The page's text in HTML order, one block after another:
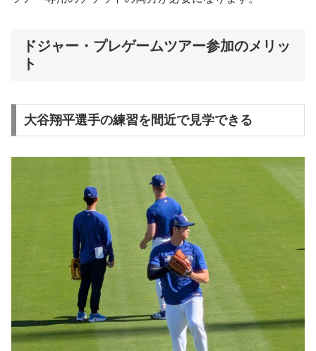
ドジャー・プレゲームツアー参加のメリッ
ト
大谷翔平選手の練習を間近で見学できる